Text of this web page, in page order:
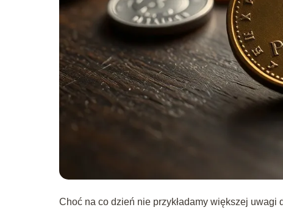
Choć na co dzień nie przykładamy większej uwagi